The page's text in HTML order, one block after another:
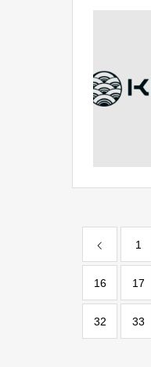
1
16 17
32 33